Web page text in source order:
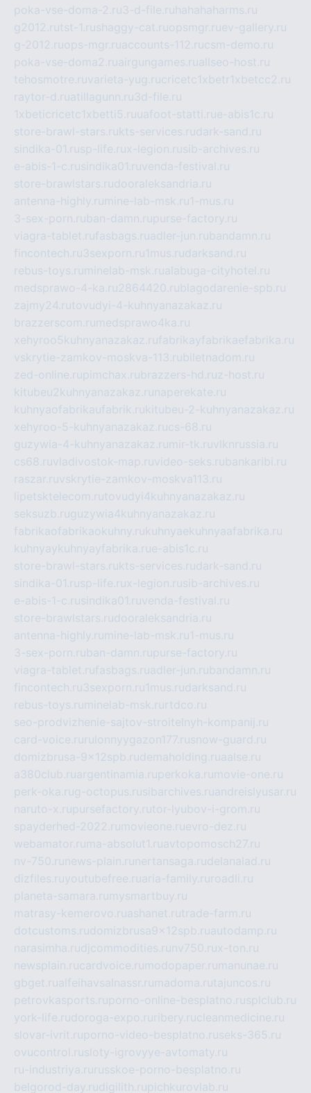
poka-vse-doma-2.ru3-d-file.ru hahahaharms.ru
g2012.rutst-1.rushaggy-cat.ruopsmgr.ruev-gallery.ru
g-2012.ruops-mgr.ruaccounts-112.rucsm-demo.ru
poka-vse-doma2.ruairgungames.ruallseo-host.ru
tehosmotre.ruvarieta-yug.rucricetc1xbetr1xbetcc2.ru
raytor-d.ruatillagunn.ru3d-file.ru
1xbeticricetc1xbetti5.ruuafoot-statti.rue-abis1c.ru
store-brawl-stars.rukts-services.rudark-sand.ru
sindika-01.rusp-life.rux-legion.rusib-archives.ru
e-abis-1-c.rusindika01.ruvenda-festival.ru
store-brawlstars.rudooraleksandria.ru
antenna-highly.ru mine-lab-msk.ru1-mus.ru
3-sex-porn.ruban-damn.rupurse-factory.ru
viagra-tablet.rufasbags.ruadler-jun.rubandamn.ru
fincontech.ru3sexporn.ru1mus.rudarksand.ru
rebus-toys.ru minelab-msk.rualabuga-cityhotel.ru
medsprawo-4-ka.ru2864420.rublagodarenie-spb.ru
zajmy24.rutovudyi-4-kuhnyanazakaz.ru
brazzerscom.ru medsprawo4ka.ru
xehyroo5kuhnyanazakaz.rufabrikayfabrikaefabrika.ru
vskrytie-zamkov-moskva-113.rubiletnadom.ru
zed-online.rupimchax.rubrazzers-hd.ruz-host.ru
kitubeu2kuhnyanazakaz.ru naperekate.ru
kuhnyaofabrikaufabrik.rukitubeu-2-kuhnyanazakaz.ru
xehyroo-5-kuhnyanazakaz.rucs-68.ru
guzywia-4-kuhnyanazakaz.ru mir-tk.ruvlknrussia.ru
cs68.ruvladivostok-map.ruvideo-seks.rubankaribi.ru
raszar.ruvskrytie-zamkov-moskva113.ru
lipetsktelecom.rutovudyi4kuhnyanazakaz.ru
seksuzb.ruguzywia4kuhnyanazakaz.ru
fabrikaofabrikaokuhny.rukuhnyaekuhnyaafabrika.ru
kuhnyaykuhnyayfabrika.rue-abis1c.ru
store-brawl-stars.rukts-services.rudark-sand.ru
sindika-01.rusp-life.rux-legion.rusib-archives.ru
e-abis-1-c.rusindika01.ruvenda-festival.ru
store-brawlstars.rudooraleksandria.ru
antenna-highly.ru mine-lab-msk.ru1-mus.ru
3-sex-porn.ruban-damn.rupurse-factory.ru
viagra-tablet.rufasbags.ruadler-jun.rubandamn.ru
fincontech.ru3sexporn.ru1mus.rudarksand.ru
rebus-toys.ru minelab-msk.ru rtdco.ru
seo-prodvizhenie-sajtov-stroitelnyh-kompanij.ru
card-voice.ru rulonnyygazon177.rusnow-guard.ru
domizbrusa-9x12spb.rudemaholding.ruaalse.ru
a380club.ruargentinamia.ruperkoka.ru movie-one.ru
perk-oka.rug-octopus.rusibarchives.ruandreislyusar.ru
naruto-x.rupursefactory.rutor-lyubov-i-grom.ru
spayderhed-2022.ru movieone.ruevro-dez.ru
webamator.ru ma-absolut1.ruavtopomosch27.ru
nv-750.ru news-plain.ru nertansaga.rudelanalad.ru
dizfiles.ruyoutubefree.ruaria-family.ru roadli.ru
planeta-samara.ru mysmartbuy.ru
matrasy-kemerovo.ruashanet.rutrade-farm.ru
dotcustoms.rudomizbrusa9x12spb.ruautodamp.ru
narasimha.rudjcommodities.ru nv750.rux-ton.ru
newsplain.rucardvoice.ru modopaper.ru manunae.ru
gbget.rualfeihavsalnassr.ru madoma.rutajuncos.ru
petrovkasports.ruporno-online-besplatno.rusplclub.ru
york-life.rudoroga-expo.ru ribery.rucleanmedicine.ru
slovar-ivrit.ruporno-video-besplatno.ruseks-365.ru
ovucontrol.rusloty-igrovyye-avtomaty.ru
ru-industriya.ru russkoe-porno-besplatno.ru
belgorod-day.rudigilith.rupichkurovlab.ru